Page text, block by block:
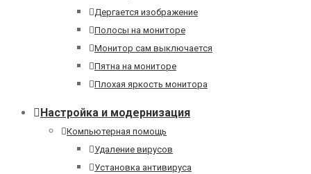
Дергается изображение
Полосы на мониторе
Монитор сам выключается
Пятна на мониторе
Плохая яркость монитора
Настройка и модернизация
Компьютерная помощь
Удаление вирусов
Установка антивируса